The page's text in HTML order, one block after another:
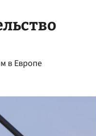
в Европе